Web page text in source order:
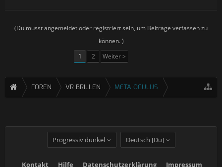
(Du musst angemeldet oder registriert sein, um Beiträge verfassen zu
können. )
1
2 Weiter >
FOREN VR BRILLEN META OCULUS
Progressiv dunkel Deutsch [Du]
Kontakt Hilfe Datenschutzerklärung Impressum